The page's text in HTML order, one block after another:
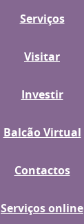
Serviços
Visitar
Investir
Balcão Virtual
Contactos
Serviços online